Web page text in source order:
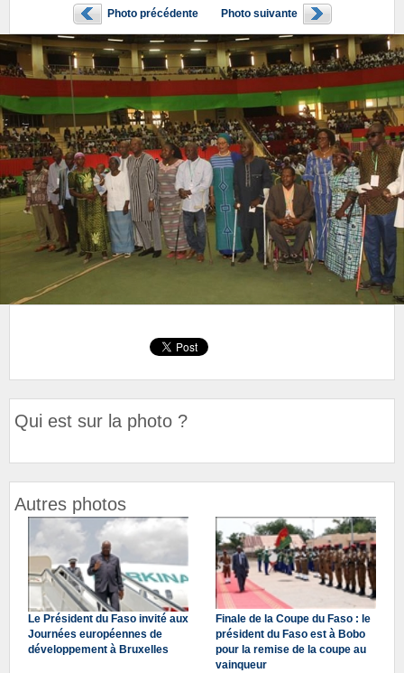
Photo précédente Photo suivante
Qui est sur la photo ?
Autres photos
Le Président du Faso invité aux
Journées européennes de
développement à Bruxelles
Finale de la Coupe du Faso : le
président du Faso est à Bobo
pour la remise de la coupe au
vainqueur